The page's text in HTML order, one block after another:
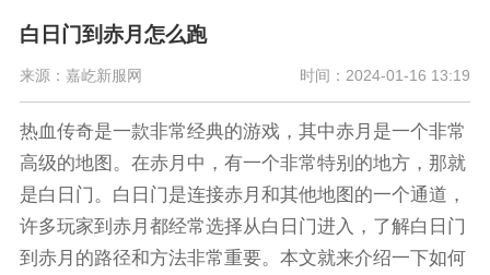
白日门到赤月怎么跑
来源：嘉屹新服网 时间：2024-01-16 13:19
热血传奇是一款非常经典的游戏，其中赤月是一个非常
高级的地图。在赤月中，有一个非常特别的地方，那就
是白日门。白日门是连接赤月和其他地图的一个通道，
许多玩家到赤月都经常选择从白日门进入，了解白日门
到赤月的路径和方法非常重要。本文就来介绍一下如何